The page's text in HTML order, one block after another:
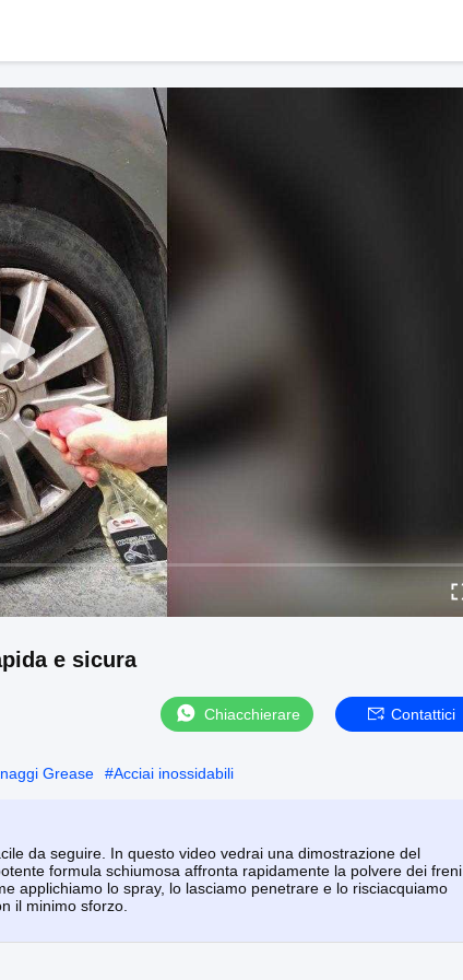
e sicura
Chiacchierare Contattici
Grease #Acciai inossidabili
da seguire. In questo video vedrai una dimostrazione del
formula schiumosa affronta rapidamente la polvere dei freni
applichiamo lo spray, lo lasciamo penetrare e lo risciacquiamo
il minimo sforzo.